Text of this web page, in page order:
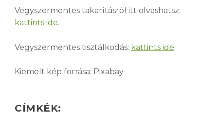
Vegyszermentes takarításról itt olvashatsz:
kattints ide.
Vegyszermentes tisztálkodás: kattints ide.
Kiemelt kép forrása: Pixabay
CÍMKÉK: